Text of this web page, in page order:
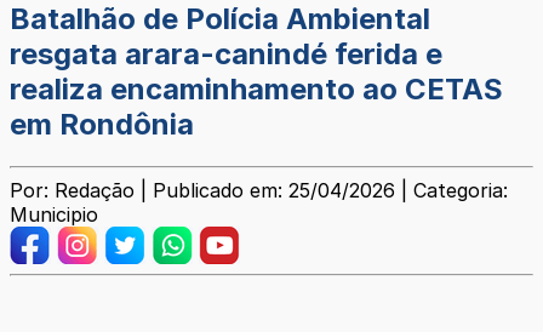
Batalhão de Polícia Ambiental
resgata arara-canindé ferida e
realiza encaminhamento ao CETAS
em Rondônia
Por: Redação | Publicado em: 25/04/2026 | Categoria:
Municipio